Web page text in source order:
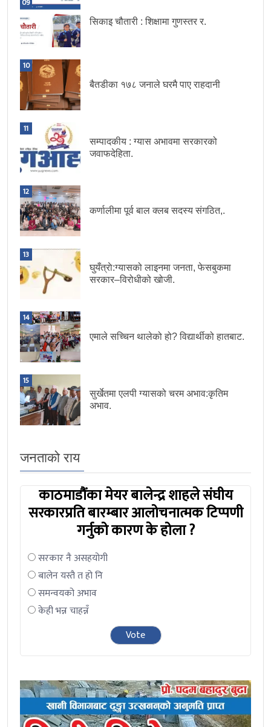
सिकाइ चौतारी : शिक्षामा गुणस्तर र.
10
बैतडीका १७८ जनाले घरमै पाए राहदानी
11
सम्पादकीय : ग्यास अभावमा सरकारको
जवाफदेहिता.
12
कर्णालीमा पूर्व बाल क्लब सदस्य संगठित,.
13
घुयँत्राे:ग्यासको लाइनमा जनता, फेसबुकमा
सरकार–विरोधीको खोजी.
14
एमाले सच्चिन थालेको हो? विद्यार्थीको हातबाट.
15
सुर्खेतमा एलपी ग्यासको चरम अभाव:कृतिम
अभाव.
जनताको राय
काठमाडौंका मेयर बालेन्द्र शाहले संघीय
सरकारप्रति बारम्बार आलोचनात्मक टिप्पणी
गर्नुको कारण के होला ?
सरकार नै असहयोगी
बालेन यस्तै त हो नि
समन्वयको अभाव
केही भन्न चाहन्नँ